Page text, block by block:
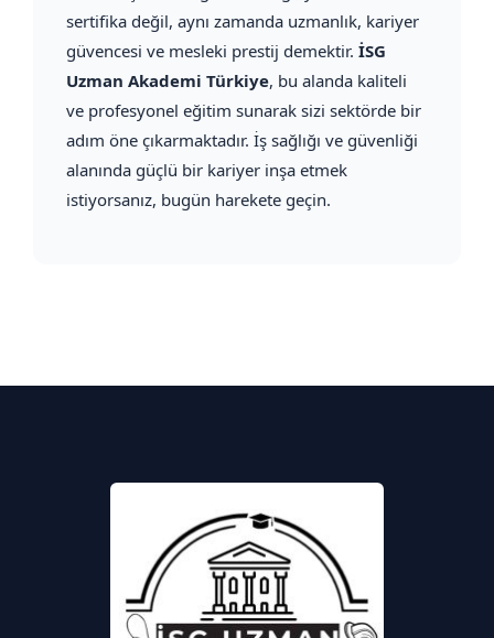
sertifika değil, aynı zamanda uzmanlık, kariyer
güvencesi ve mesleki prestij demektir. İSG
Uzman Akademi Türkiye, bu alanda kaliteli
ve profesyonel eğitim sunarak sizi sektörde bir
adım öne çıkarmaktadır. İş sağlığı ve güvenliği
alanında güçlü bir kariyer inşa etmek
istiyorsanız, bugün harekete geçin.